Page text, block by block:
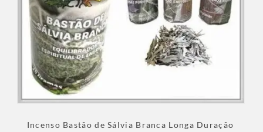
Incenso Bastão de Sálvia Branca Longa Duração